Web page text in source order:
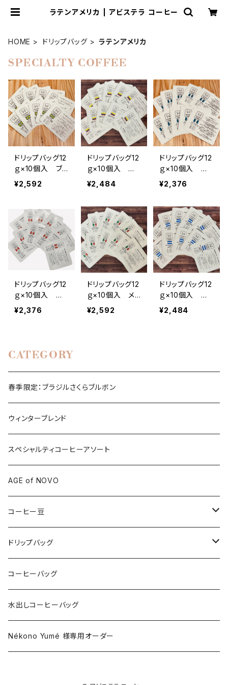
ラテンアメリカ | アビステラ コーヒー
HOME ドリップバッグ ラテンアメリカ
SPECIALTY COFFEE
ドリップバッグ12
ｇ×10個入 ブ
ラジル ブルボン
アマレロ アルコ
¥2,592
ドリップバッグ12
ｇ×10個入 コ
ロンビア ウイラ
Ｑグレード スプ
¥2,484
ドリップバッグ12
ｇ×10個入 グ
ァテマラSHB カ
フェピューマ Q
¥2,376
ドリップバッグ12
ｇ×10個入 ペ
ルー サンチュア
リオ Qグレード
¥2,376
ドリップバッグ12
ｇ×10個入 メ
キシコ コアティ
ジュエル -Coati
¥2,592
ドリップバッグ12
ｇ×10個入 ホ
ンジュラスSHG
コパン クラシッ
¥2,484
CATEGORY
春季限定：ブラジルさくらブルボン
ウィンターブレンド
スペシャルティコーヒーアソート
AGE of NOVO
コーヒー豆
150g
アフリカ
ラテンアメリカ
300g
アフリカ
ラテンアメリカ
アソート
ドリップバッグ
アフリカ
ラテンアメリカ
アジア・パシフィック
コーヒーバッグ
水出しコーヒーバッグ
Nékono Yumé 様専用オーダー